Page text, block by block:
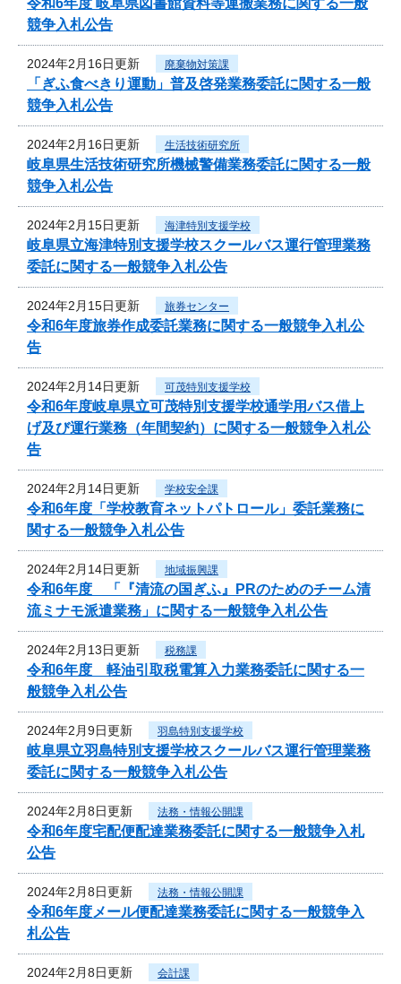
競争入札公告
2024年2月16日更新 廃棄物対策課
「ぎふ食べきり運動」普及啓発業務委託に関する一般
競争入札公告
2024年2月16日更新 生活技術研究所
岐阜県生活技術研究所機械警備業務委託に関する一般
競争入札公告
2024年2月15日更新 海津特別支援学校
岐阜県立海津特別支援学校スクールバス運行管理業務
委託に関する一般競争入札公告
2024年2月15日更新 旅券センター
令和6年度旅券作成委託業務に関する一般競争入札公
告
2024年2月14日更新 可茂特別支援学校
令和6年度岐阜県立可茂特別支援学校通学用バス借上
げ及び運行業務（年間契約）に関する一般競争入札公
告
2024年2月14日更新 学校安全課
令和6年度「学校教育ネットパトロール」委託業務に
関する一般競争入札公告
2024年2月14日更新 地域振興課
令和6年度 「『清流の国ぎふ』PRのためのチーム清
流ミナモ派遣業務」に関する一般競争入札公告
2024年2月13日更新 税務課
令和6年度 軽油引取税電算入力業務委託に関する一
般競争入札公告
2024年2月9日更新 羽島特別支援学校
岐阜県立羽島特別支援学校スクールバス運行管理業務
委託に関する一般競争入札公告
2024年2月8日更新 法務・情報公開課
令和6年度宅配便配達業務委託に関する一般競争入札
公告
2024年2月8日更新 法務・情報公開課
令和6年度メール便配達業務委託に関する一般競争入
札公告
2024年2月8日更新 会計課